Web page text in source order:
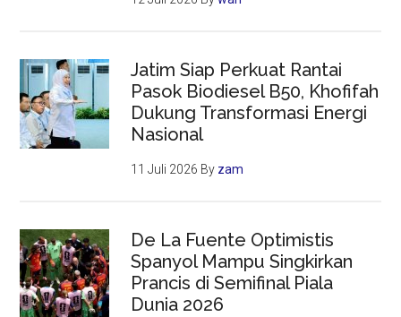
Jatim Siap Perkuat Rantai
Pasok Biodiesel B50, Khofifah
Dukung Transformasi Energi
Nasional
11 Juli 2026 By zam
De La Fuente Optimistis
Spanyol Mampu Singkirkan
Prancis di Semifinal Piala
Dunia 2026